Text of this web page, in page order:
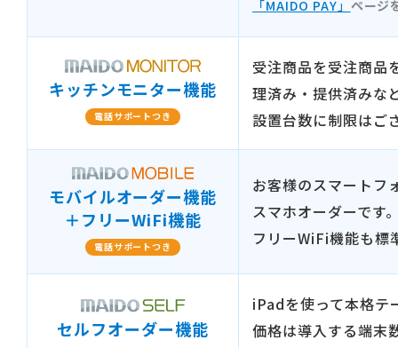
「MAIDO PAY」 ページ
キッチンモニター機能
電話サポートつき
受注商品を受注商品
理済み・提供済みな
設置台数に制限はご
モバイルオーダー機能
＋フリーWiFi機能
電話サポートつき
お客様のスマートフ
スマホオーダーです
フリーWiFi機能も標
セルフオーダー機能
iPadを使って本格テ
価格は導入する端末